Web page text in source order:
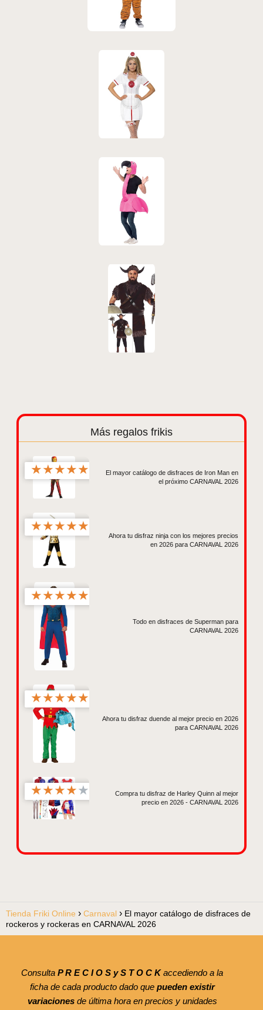
Más regalos frikis
★★★★★
El mayor catálogo de disfraces de Iron Man en
el próximo CARNAVAL 2026
★★★★★
Ahora tu disfraz ninja con los mejores precios
en 2026 para CARNAVAL 2026
★★★★★
Todo en disfraces de Superman para
CARNAVAL 2026
★★★★★
Ahora tu disfraz duende al mejor precio en 2026
para CARNAVAL 2026
★★★★★
Compra tu disfraz de Harley Quinn al mejor
precio en 2026 - CARNAVAL 2026
Tienda Friki Online Carnaval
El mayor catálogo de disfraces de
rockeros y rockeras en CARNAVAL 2026
Consulta P R E C I O S y S T O C Kaccediendo a la
ficha de cada producto dado que pueden existir
variacionesde última hora en precios y unidades